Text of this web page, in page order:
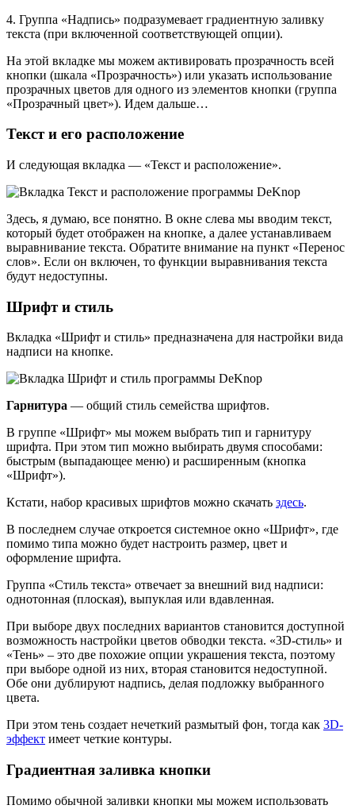
4. Группа «Надпись» подразумевает градиентную заливку
текста (при включенной соответствующей опции).
На этой вкладке мы можем активировать прозрачность всей
кнопки (шкала «Прозрачность») или указать использование
прозрачных цветов для одного из элементов кнопки (группа
«Прозрачный цвет»). Идем дальше…
Текст и его расположение
И следующая вкладка — «Текст и расположение».
Здесь, я думаю, все понятно. В окне слева мы вводим текст,
который будет отображен на кнопке, а далее устанавливаем
выравнивание текста. Обратите внимание на пункт «Перенос
слов». Если он включен, то функции выравнивания текста
будут недоступны.
Шрифт и стиль
Вкладка «Шрифт и стиль» предназначена для настройки вида
надписи на кнопке.
Гарнитура — общий стиль семейства шрифтов.
В группе «Шрифт» мы можем выбрать тип и гарнитуру
шрифта. При этом тип можно выбирать двумя способами:
быстрым (выпадающее меню) и расширенным (кнопка
«Шрифт»).
Кстати, набор красивых шрифтов можно скачать здесь.
В последнем случае откроется системное окно «Шрифт», где
помимо типа можно будет настроить размер, цвет и
оформление шрифта.
Группа «Стиль текста» отвечает за внешний вид надписи:
однотонная (плоская), выпуклая или вдавленная.
При выборе двух последних вариантов становится доступной
возможность настройки цветов обводки текста. «3D-стиль» и
«Тень» – это две похожие опции украшения текста, поэтому
при выборе одной из них, вторая становится недоступной.
Обе они дублируют надпись, делая подложку выбранного
цвета.
При этом тень создает нечеткий размытый фон, тогда как 3D-
эффект имеет четкие контуры.
Градиентная заливка кнопки
Помимо обычной заливки кнопки мы можем использовать